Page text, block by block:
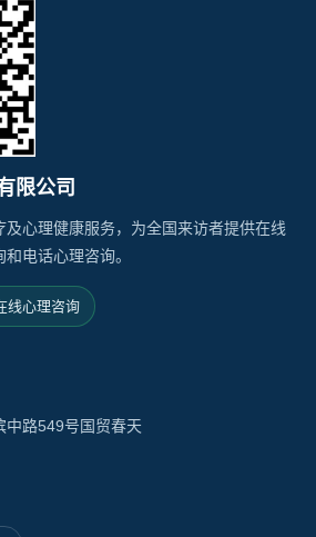
限公司
心理健康服务，为全国来访者提供在线
电话心理咨询。
线心理咨询
中路549号国贸春天